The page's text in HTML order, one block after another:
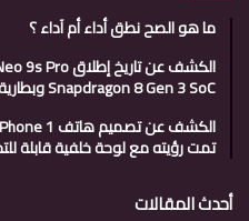
ما هو الصح نطق أداء أم آداء ؟
Snapdragon 8 Gen 3 SoC وبطارية 5500 مللي أمبير في الساعة
تمت رؤيته مع لوحة خلفية قابلة
أحدث المقالات